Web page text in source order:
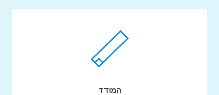
המודד